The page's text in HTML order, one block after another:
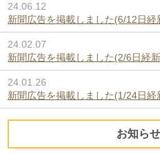
24.06.12
新聞広告を掲載しました(6/12日経
24.02.07
新聞広告を掲載しました(2/6日経
24.01.26
新聞広告を掲載しました(1/24日経
お知ら